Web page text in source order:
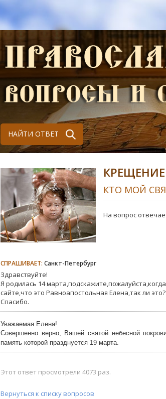
НАЙТИ ОТВЕТ
КРЕЩЕНИЕ
КТО МОЙ
На вопрос
СПРАШИВАЕТ: Санкт-Петербург
Здравствуйте!
Я родилась 14
сайте,что это Равноапостольная Елена,так ли это?
Спасибо.
Уважаемая Елена!
Совершенно верно, Вашей святой небесной
память которой празднуется 19 марта.
Этот ответ просмотрели 4073 раз.
Вернуться к списку вопросов